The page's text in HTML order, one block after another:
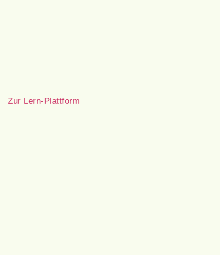
Zur Lern-Plattform